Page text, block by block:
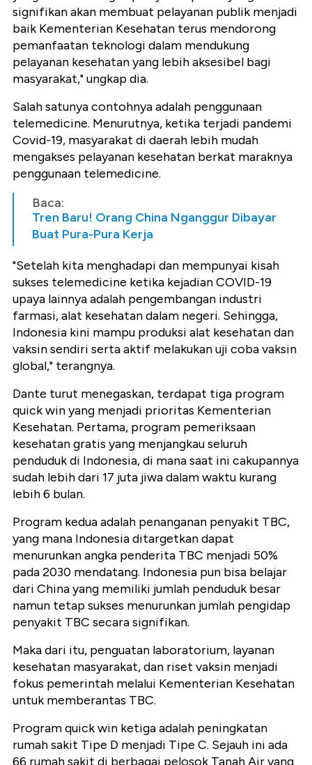
signifikan akan membuat pelayanan publik menjadi
baik Kementerian Kesehatan terus mendorong
pemanfaatan teknologi dalam mendukung
pelayanan kesehatan yang lebih aksesibel bagi
masyarakat," ungkap dia.
Salah satunya contohnya adalah penggunaan
telemedicine. Menurutnya, ketika terjadi pandemi
Covid-19, masyarakat di daerah lebih mudah
mengakses pelayanan kesehatan berkat maraknya
penggunaan telemedicine.
Baca:
Tren Baru! Orang China Nganggur Dibayar
Buat Pura-Pura Kerja
"Setelah kita menghadapi dan mempunyai kisah
sukses telemedicine ketika kejadian COVID-19
upaya lainnya adalah pengembangan industri
farmasi, alat kesehatan dalam negeri. Sehingga,
Indonesia kini mampu produksi alat kesehatan dan
vaksin sendiri serta aktif melakukan uji coba vaksin
global," terangnya.
Dante turut menegaskan, terdapat tiga program
quick win yang menjadi prioritas Kementerian
Kesehatan. Pertama, program pemeriksaan
kesehatan gratis yang menjangkau seluruh
penduduk di Indonesia, di mana saat ini cakupannya
sudah lebih dari 17 juta jiwa dalam waktu kurang
lebih 6 bulan.
Program kedua adalah penanganan penyakit TBC,
yang mana Indonesia ditargetkan dapat
menurunkan angka penderita TBC menjadi 50%
pada 2030 mendatang. Indonesia pun bisa belajar
dari China yang memiliki jumlah penduduk besar
namun tetap sukses menurunkan jumlah pengidap
penyakit TBC secara signifikan.
Maka dari itu, penguatan laboratorium, layanan
kesehatan masyarakat, dan riset vaksin menjadi
fokus pemerintah melalui Kementerian Kesehatan
untuk memberantas TBC.
Program quick win ketiga adalah peningkatan
rumah sakit Tipe D menjadi Tipe C. Sejauh ini ada
66 rumah sakit di berbagai pelosok Tanah Air yang